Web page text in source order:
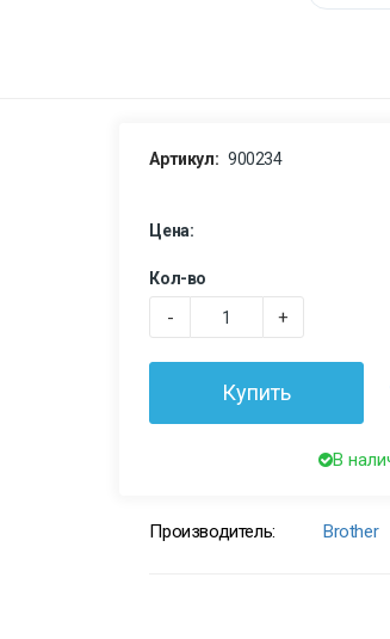
Артикул: 900234
Цена:
Кол-во
- +
Купить
В
Производитель: Brother